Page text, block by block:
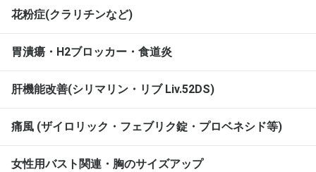
花粉症(クラリチンなど)
胃潰瘍・H2ブロッカー・食道炎
肝機能改善(シリマリン・リブ Liv.52DS)
痛風 (ザイロリック・フェブリク錠・プロベネシド等)
女性用バスト関連・胸のサイズアップ